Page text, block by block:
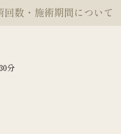
回数・施術期間について
分